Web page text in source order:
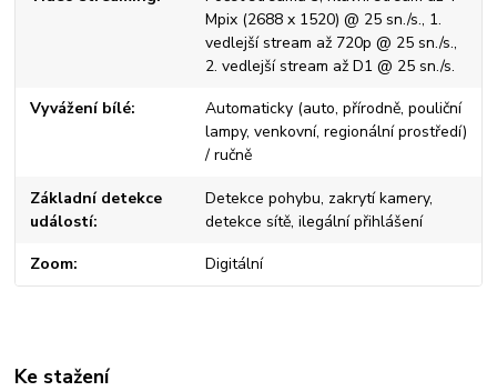
Mpix (2688 x 1520) @ 25 sn./s., 1.
vedlejší stream až 720p @ 25 sn./s.,
2. vedlejší stream až D1 @ 25 sn./s.
Vyvážení bílé
Automaticky (auto, přírodně, pouliční
lampy, venkovní, regionální prostředí)
/ ručně
Základní detekce
událostí
Detekce pohybu, zakrytí kamery,
detekce sítě, ilegální přihlášení
Zoom Digitální
Ke stažení